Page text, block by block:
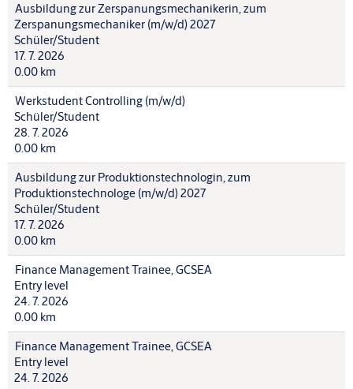
Ausbildung zur Zerspanungsmechanikerin, zum
Zerspanungsmechaniker (m/w/d) 2027
Schüler/Student
17. 7. 2026
0.00 km
Werkstudent Controlling (m/w/d)
Schüler/Student
28. 7. 2026
0.00 km
Ausbildung zur Produktionstechnologin, zum
Produktionstechnologe (m/w/d) 2027
Schüler/Student
17. 7. 2026
0.00 km
Finance Management Trainee, GCSEA
Entry level
24. 7. 2026
0.00 km
Finance Management Trainee, GCSEA
Entry level
24. 7. 2026